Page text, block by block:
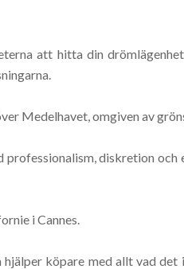
att hitta din
Medelhavet, omgiven av
diskretion
i Cannes.
hjälper köpare med allt vad